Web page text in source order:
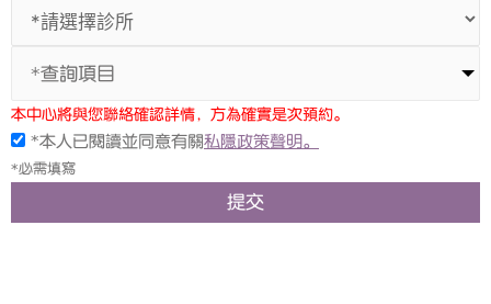
*查詢項目
本中心將與您聯絡確認詳情，方為確實是次預約。
*本人已閱讀並同意有關私隱政策聲明。
*必需填寫
提交